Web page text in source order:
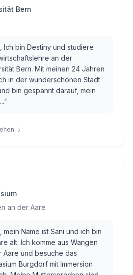
Bern
Ich bin Destiny und studiere
an der
Bern. Mit meinen 24 Jahren
in der wunderschönen Stadt
bin gespannt darauf, mein
"
an der Aare
mein Name ist Sani und ich bin
alt. Ich komme aus Wangen
Aare und besuche das
Burgdorf mit Immersion